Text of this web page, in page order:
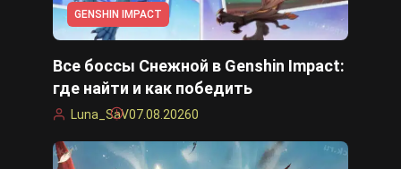
GENSHIN IMPACT
Все боссы Снежной в Genshin Impact:
где найти и как победить
Luna_SaV07.08.20260